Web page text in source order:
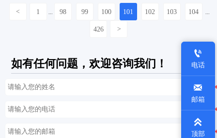
< 1 98 99 100 101 102 103 104
426 >
如有任何问题，欢迎咨询我们！

电话

邮箱

顶部